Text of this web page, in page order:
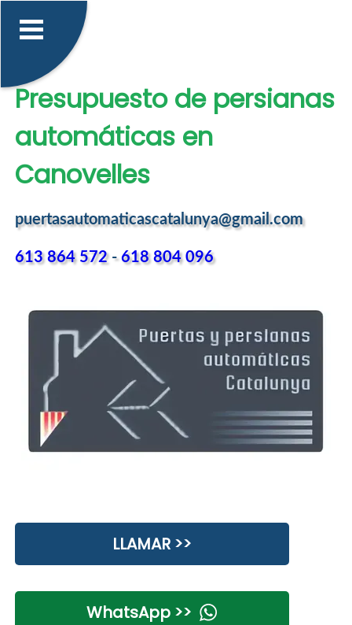
Presupuesto de persianas
automáticas en
Canovelles
puertasautomaticascatalunya@gmail.com
613 864 572-618 804 096
LLAMAR >>
WhatsApp >>